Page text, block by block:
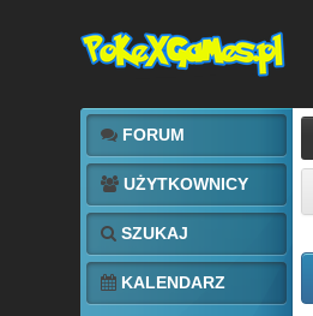
FORUM
UŻYTKOWNICY
SZUKAJ
KALENDARZ